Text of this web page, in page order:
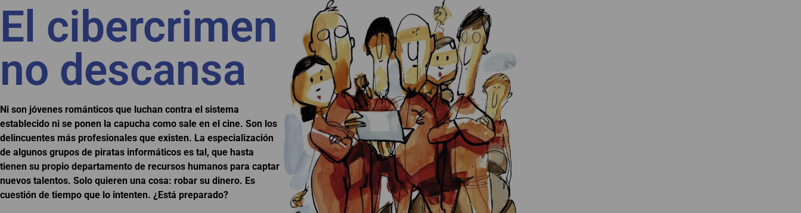
El cibercrimen
no descansa
Ni son jóvenes románticos que luchan contra el sistema
establecido ni se ponen la capucha como sale en el cine. Son los
delincuentes más profesionales que existen. La especialización
de algunos grupos de piratas informáticos es tal, que hasta
tienen su propio departamento de recursos humanos para captar
nuevos talentos. Solo quieren una cosa: robar su dinero. Es
cuestión de tiempo que lo intenten. ¿Está preparado?